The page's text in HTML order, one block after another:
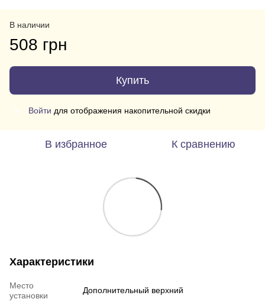
В наличии
508 грн
Купить
Войти для отображения накопительной скидки
В избранное К сравнению
Характеристики
Место
установки
Дополнительный верхний